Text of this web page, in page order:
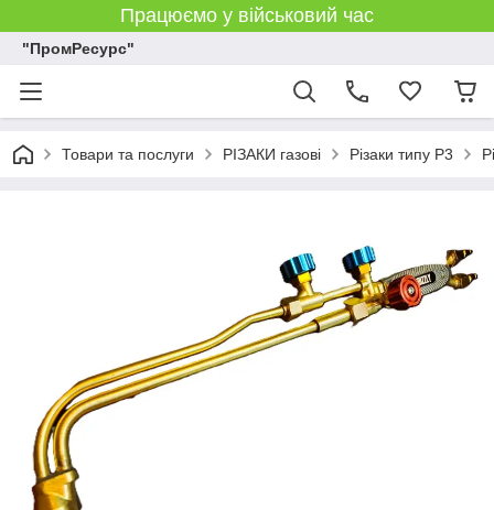
Працюємо у військовий час
"ПромРесурс"
Товари та послуги РІЗАКИ газові Різаки типу Р3